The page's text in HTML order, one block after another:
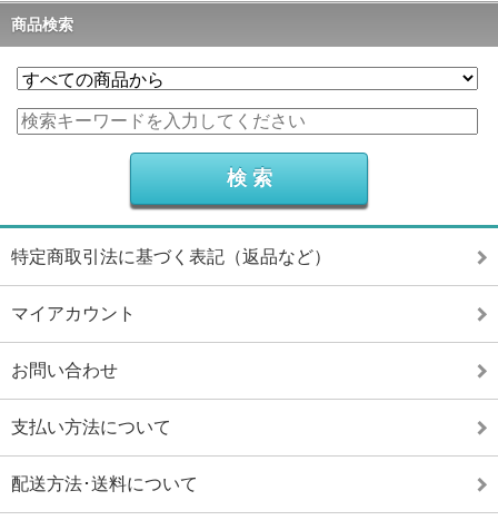
商品検索
特定商取引法に基づく表記（返品など）
マイアカウント
お問い合わせ
支払い方法について
配送方法･送料について